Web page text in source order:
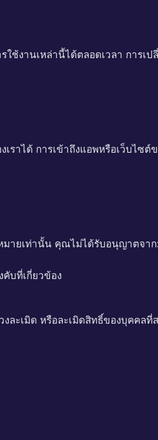
ช้งานเหล่านี้ได้ตลอดเวลา การเ
เราได้ การเข้าถึงแอพหรือเว็บไ
มายเท่านั้น คุณไม่ได้รับอนุญาตจาก:
บที่เกี่ยวข้อง
ละเมิด หรือละเมิดสิทธิ์ของบุคคลที่